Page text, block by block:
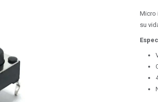
Micro
su